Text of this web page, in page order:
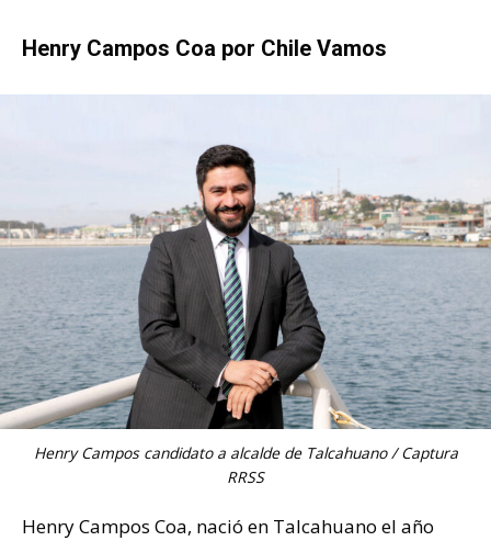
Henry Campos Coa por Chile Vamos
Henry Campos candidato a alcalde de Talcahuano / Captura
RRSS
Henry Campos Coa, nació en Talcahuano el año